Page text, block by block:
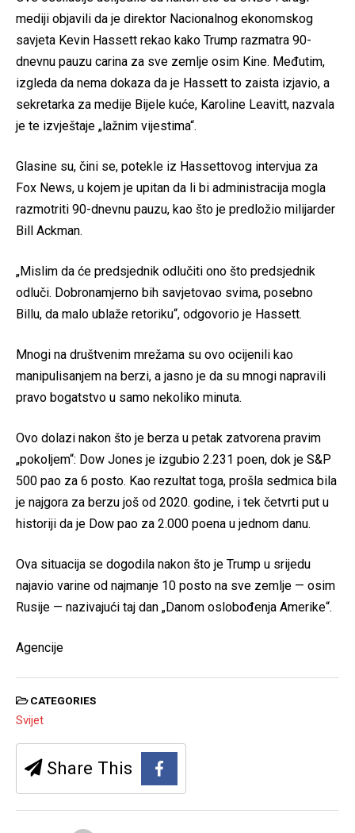
mediji objavili da je direktor Nacionalnog ekonomskog
savjeta Kevin Hassett rekao kako Trump razmatra 90-
dnevnu pauzu carina za sve zemlje osim Kine. Međutim,
izgleda da nema dokaza da je Hassett to zaista izjavio, a
sekretarka za medije Bijele kuće, Karoline Leavitt, nazvala
je te izvještaje „lažnim vijestima“.
Glasine su, čini se, potekle iz Hassettovog intervjua za
Fox News, u kojem je upitan da li bi administracija mogla
razmotriti 90-dnevnu pauzu, kao što je predložio milijarder
Bill Ackman.
„Mislim da će predsjednik odlučiti ono što predsjednik
odluči. Dobronamjerno bih savjetovao svima, posebno
Billu, da malo ublaže retoriku“, odgovorio je Hassett.
Mnogi na društvenim mrežama su ovo ocijenili kao
manipulisanjem na berzi, a jasno je da su mnogi napravili
pravo bogatstvo u samo nekoliko minuta.
Ovo dolazi nakon što je berza u petak zatvorena pravim
„pokoljem“: Dow Jones je izgubio 2.231 poen, dok je S&P
500 pao za 6 posto. Kao rezultat toga, prošla sedmica bila
je najgora za berzu još od 2020. godine, i tek četvrti put u
historiji da je Dow pao za 2.000 poena u jednom danu.
Ova situacija se dogodila nakon što je Trump u srijedu
najavio varine od najmanje 10 posto na sve zemlje — osim
Rusije — nazivajući taj dan „Danom oslobođenja Amerike“.
Agencije
CATEGORIES
Svijet
Share This